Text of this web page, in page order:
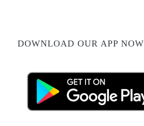
DOWNLOAD OUR APP NOW